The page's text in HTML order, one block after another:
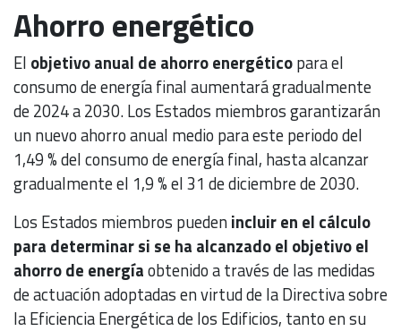
Ahorro energético
El objetivo anual de ahorro energéticopara el
consumo de energía final aumentará gradualmente
de 2024 a 2030. Los Estados miembros garantizarán
un nuevo ahorro anual medio para este periodo del
1,49 % del consumo de energía final, hasta alcanzar
gradualmente el 1,9 % el 31 de diciembre de 2030.
Los Estados miembros puedenincluir en el cálculo
para determinar si se ha alcanzado el objetivo el
ahorro de energíaobtenido a través de las medidas
de actuación adoptadas en virtud de la Directiva sobre
la Eficiencia Energética de los Edificios, tanto en su